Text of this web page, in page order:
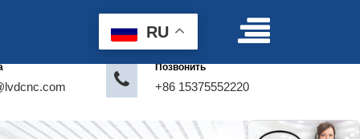
Делать предложение
Позвонить
+86 15375552220
RU